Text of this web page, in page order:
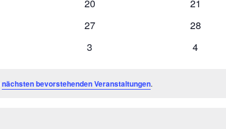
20 21
0
27
0
28
0
3
0
4
nächsten bevorstehenden Veranstaltungen.